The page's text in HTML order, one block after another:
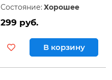
Состояние: Хорошее
299 руб.
В корзину